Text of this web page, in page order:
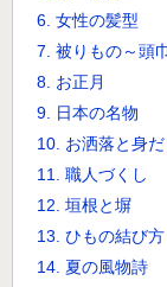
6. 女性の髪型
7. 被りもの～頭
8. お正月
9. 日本の名物
10. お洒落と身
11. 職人づくし
12. 垣根と塀
13. ひもの結び方
14. 夏の風物詩